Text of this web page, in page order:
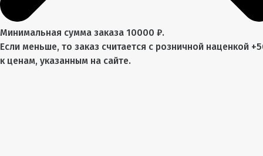
Минимальная сумма заказа 10000 ₽.
Если меньше, то заказ считается с розничной наценкой
к ценам, указанным на сайте.